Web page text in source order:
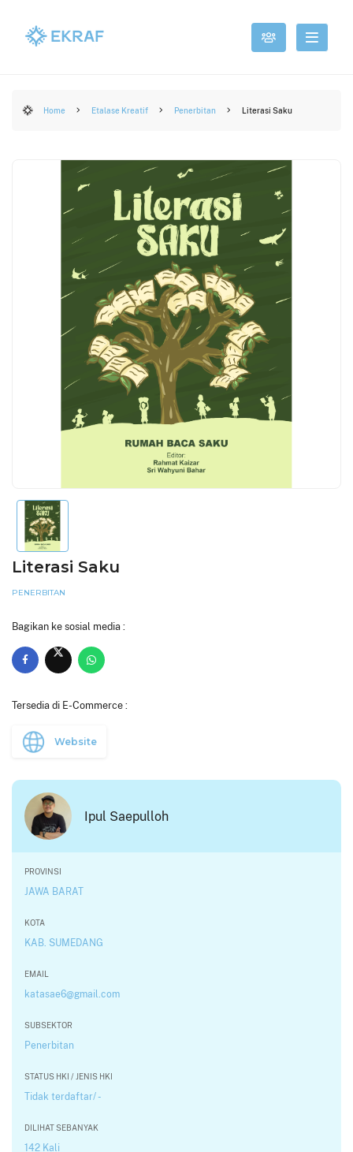
Home Etalase Kreatif Penerbitan Literasi Saku
Literasi Saku
PENERBITAN
Bagikan ke sosial media :
Tersedia di E-Commerce :
Website
Ipul Saepulloh
PROVINSI
JAWA BARAT
KOTA
KAB. SUMEDANG
EMAIL
katasae6@gmail.com
SUBSEKTOR
Penerbitan
STATUS HKI / JENIS HKI
Tidak terdaftar/ -
DILIHAT SEBANYAK
142 Kali